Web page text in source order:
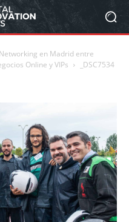
en Madrid entre
Online y VIPs
_DSC7534